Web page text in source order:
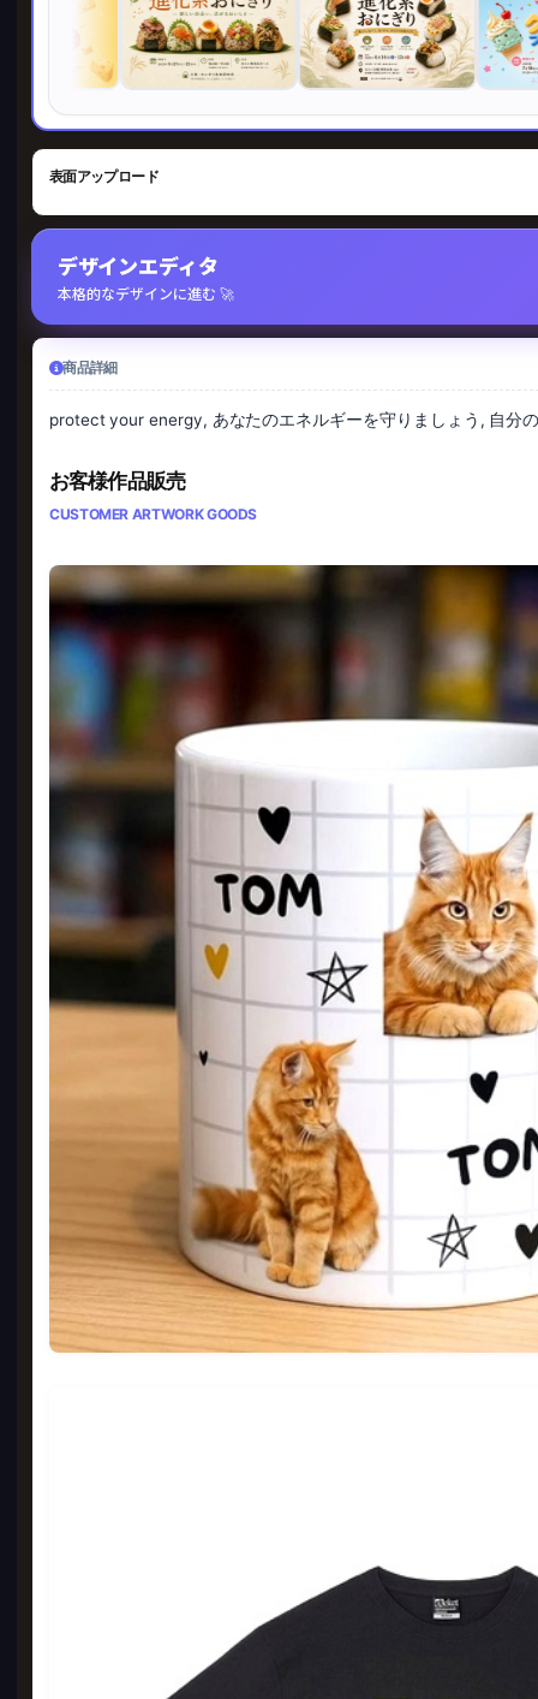
表面アップロード
デザインエディタ
本格的なデザインに進む 🚀
商品詳細
protect your energy, あなたのエネルギーを守りましょう, 自分
お客様作品販売
CUSTOMER ARTWORK GOODS